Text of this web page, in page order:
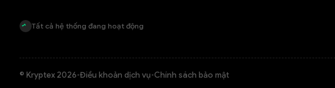
Tất cả hệ thống đang hoạt động
© Kryptex 2026•Điều khoản dịch vụ•Chính sách bảo mật